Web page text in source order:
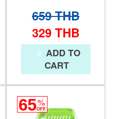
659 THB
329 THB
ADD TO
CART
65%
OFF